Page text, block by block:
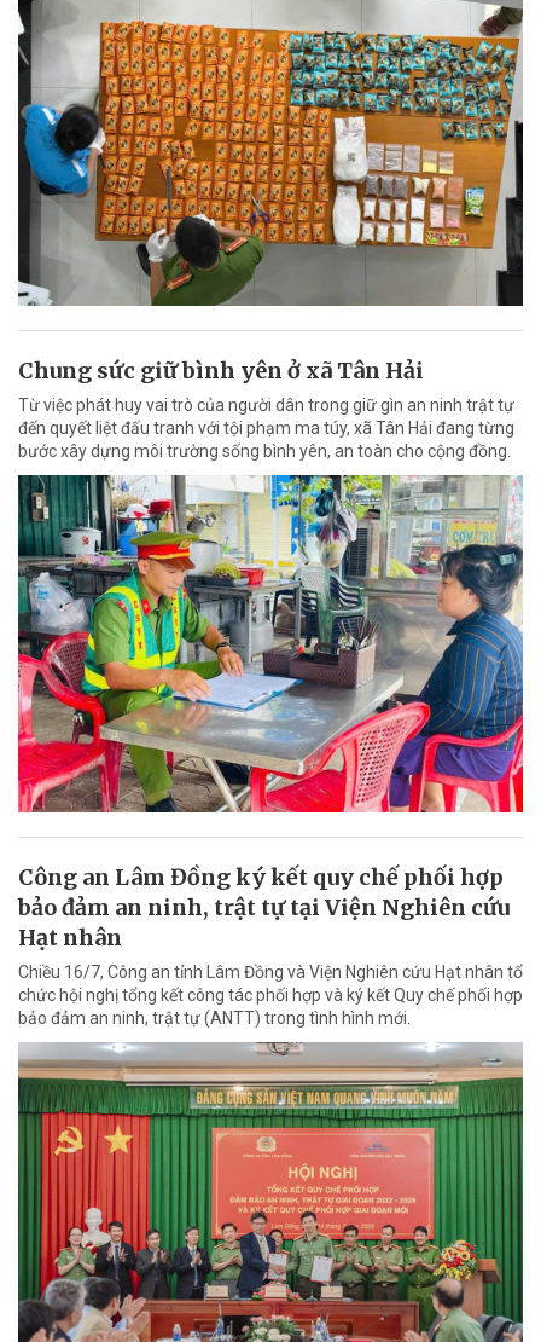
Chung sức giữ bình yên ở xã Tân Hải
Từ việc phát huy vai trò của người dân trong giữ gìn an ninh trật tự
đến quyết liệt đấu tranh với tội phạm ma túy, xã Tân Hải đang từng
bước xây dựng môi trường sống bình yên, an toàn cho cộng đồng.
Công an Lâm Đồng ký kết quy chế phối hợp
bảo đảm an ninh, trật tự tại Viện Nghiên cứu
Hạt nhân
Chiều 16/7, Công an tỉnh Lâm Đồng và Viện Nghiên cứu Hạt nhân tổ
chức hội nghị tổng kết công tác phối hợp và ký kết Quy chế phối hợp
bảo đảm an ninh, trật tự (ANTT) trong tình hình mới.